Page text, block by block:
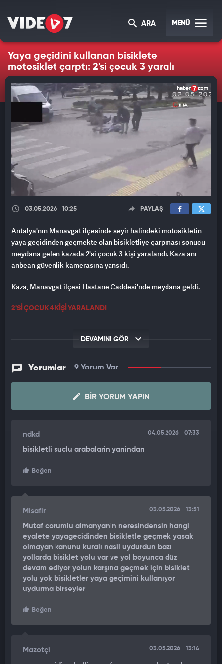
ARA MENÜ
Yaya geçidini kullanan bisiklete
motosiklet çarptı: 2'si çocuk 3 yaralı
03.05.2026 10:25 PAYLAŞ
Antalya'nın Manavgat ilçesinde seyir halindeki motosikletin
yaya geçidinden geçmekte olan bisikletliye çarpması sonucu
meydana gelen kazada 2'si çocuk 3 kişi yaralandı. Kaza anı
anbean güvenlik kamerasına yansıdı.
Kaza, Manavgat ilçesi Hastane Caddesi'nde meydana geldi.
2'Sİ ÇOCUK 4 KİŞİ YARALANDI
Mustafa A.'nın kullandığı 07 AGM 560 plakalı motosiklet
çıkan15 yaşındaki Mehmet Y.'nin kullandığı bisiklete çarptı
Kazada, motosiklet sürücüsü Mustafa A. ile motosiklette yolcu
11 yaşındaki Beren S. A. ve bisiklet sürücüsü
Mehmet Y. yaralandı.
KAZA GÜVENLİK KAMERASINA YANSIDI
Yaralılar, 112 sağlık ekiplerinin olay yerindeki müdahalesinin
çarpanBeren S. A.'nın hayati tehlikesinin bulunduğu
öğrenilirken,
kaza anı ise bir işyerinin güvenlik kamerasına
KIZININ YARDIMINA KOŞTUĞU
Görüntülerde, bisiklet sürücüsü Mehmet Y.'nin yaya geçidinden
geçmek için hareketlendiği ve motosikletin çarpması sonucu
savrulduğu, devamında ise motosiklet sürücüsünün kendi
acısını unutarak kızına yardım etmek için çabaladığı anlar yer
DEVAMINI GÖR
Yorumlar 9 Yorum Var
BIR YORUM YAPIN
ndkd 04.05.2026 07:33
bisikletli suclu arabalarin yanindan
Beğen
Misafir 03.05.2026 13:51
Mutaf corumlu almanyanin neresindensin hangi
eyalete yayagecidinden bisikletle geçmek yasak
olmayan kanunu kuralı nasil uydurdun bazı
yollarda bisiklet yolu var ve yol boyunca düz
devam ediyor yolun karşına geçmek için bisiklet
yolu yok bisikletler yaya geçimini kullanıyor
uydurma birseyler
Beğen
Mazotçi 03.05.2026 13:14